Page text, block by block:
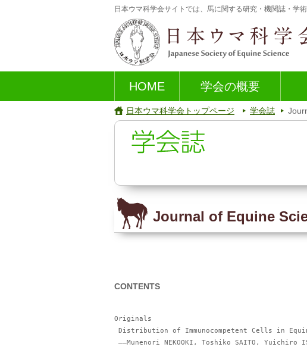
日本ウマ科学会サイトでは、馬に関する研究・機関誌・学
HOME 学会の概要
日本ウマ科学会トップページ 学会誌
Journal of Equine
CONTENTS
Originals